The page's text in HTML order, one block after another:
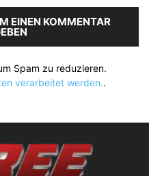
EINEN KOMMENTAR
Spam zu reduzieren.
verarbeitet werden..